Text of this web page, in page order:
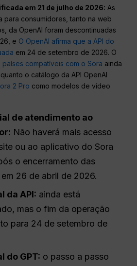
em 21 de julho de 2026: As
para consumidores, tanto na web
da OpenAI foram descontinuadas
e O OpenAI afirma que a API do
em 24 de setembro de 2026. O
países compatíveis com o Sora ainda
o catálogo da API OpenAI
2 Pro como modelos de vídeo
de atendimento ao
Não haverá mais acesso
ou ao aplicativo do Sora
o encerramento das
26 de abril de 2026.
da API: ainda está
mas o fim da operação
para 24 de setembro de
do GPT: o passo a passo